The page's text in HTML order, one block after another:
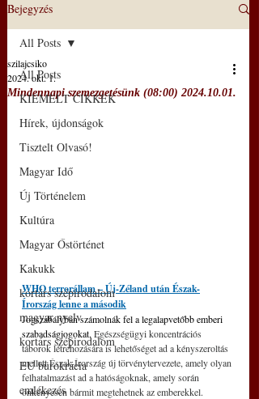
Bejegyzés
All Posts
KIEMELT CIKKEK
Hírek, újdonságok
Tisztelt Olvasó!
Magyar Idő
Új Történelem
Kultúra
Magyar Őstörténet
Kakukk
kortárs szépirodalom
magyar nyelv
kortárs szépirodalom
EU bürokrácia
emlékezés
All Posts
Mindennapi szemezgetésünk (08:00) 2024.10.01.
szilajcsiko
2024. okt. 1.
WHO terrorállam – Új-Zéland után Észak-
Írország lenne a második
Jogszabályban számolnák fel a legalapvetőbb emberi
szabadságjogokat. Egészségügyi koncentrációs
táborok létrehozására is lehetőséget ad a kényszeroltás
mellett Észak-Írország új törvénytervezete, amely olyan
felhatalmazást ad a hatóságoknak, amely során
önkényesen bármit megtehetnek az emberekkel.